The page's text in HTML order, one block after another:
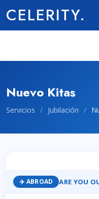
CELERITY.
Nuevo Kitas
Servicios / Jubilación /
✈️ ABROAD ARE YOU